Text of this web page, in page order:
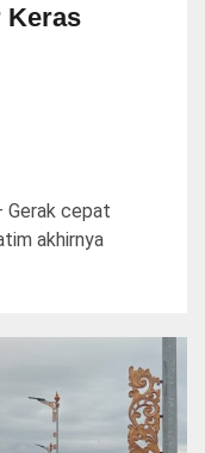
Keras
Gerak cepat
akhirnya